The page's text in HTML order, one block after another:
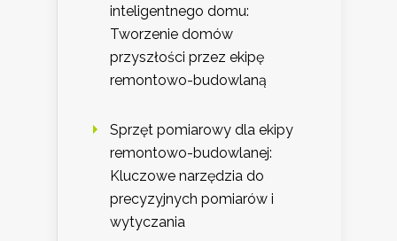
inteligentnego domu:
Tworzenie domów
przyszłości przez ekipę
remontowo-budowlaną
Sprzęt pomiarowy dla ekipy
remontowo-budowlanej:
Kluczowe narzędzia do
precyzyjnych pomiarów i
wytyczania